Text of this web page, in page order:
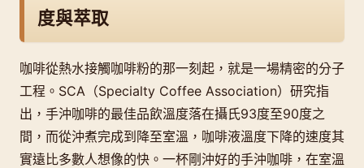
度與萃取
咖啡從熱水接觸咖啡粉的那一刻起，就是一場精密的分子
工程。SCA（Specialty Coffee Association）研究指
出，手沖咖啡的最佳品飲溫度落在攝氏93度至90度之
間，而從沖煮完成到降至室溫，咖啡液溫度下降的速度其
實遠比多數人想像的快。一杯剛沖好的手沖咖啡，在室溫